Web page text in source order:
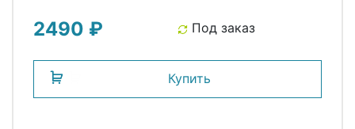
2490 ₽ Под заказ
Купить